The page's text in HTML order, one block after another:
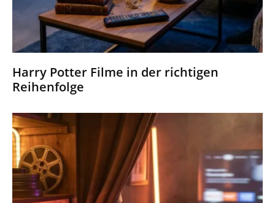
Harry Potter Filme in der richtigen
Reihenfolge